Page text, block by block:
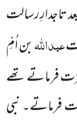
رسالت
عبداللّٰہبن اُمِّ
فرماتے تھے
فرماتے۔ نبی